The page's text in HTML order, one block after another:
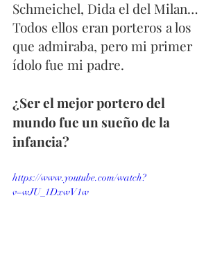
Schmeichel, Dida el del Milan…
Todos ellos eran porteros a los
que admiraba, pero mi primer
ídolo fue mi padre.
¿Ser el mejor portero del
mundo fue un sueño de la
infancia?
https://www.youtube.com/watch?
v=wJU_1DxwV1w